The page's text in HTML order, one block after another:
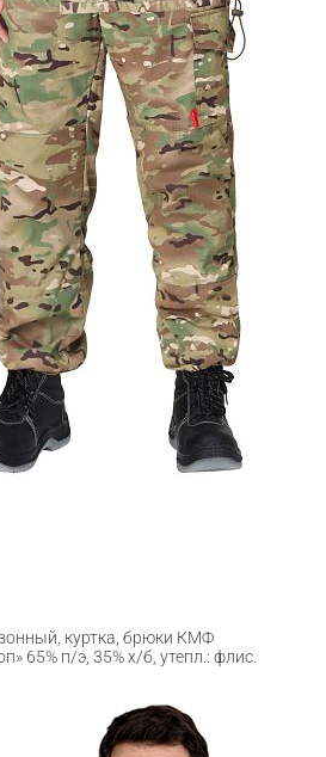
куртка, брюки КМФ
65% п/э, 35% х/б, утепл.: флис.